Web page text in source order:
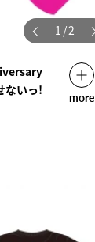
1 /2
ないっ!
more